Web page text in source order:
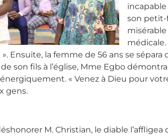
son petit-
médicale.
». Ensuite, la femme de 56 ans se
son fils à l’église, Mme Egbo
« Venez à Dieu pour
gens.
M. Christian, le diable